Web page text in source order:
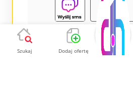
Pokaż
Szukaj Dodaj ofertę